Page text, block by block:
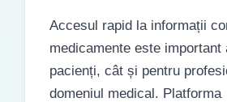
Accesul rapid la informații
medicamente este important
pacienți, cât și pentru
domeniul medical. Platforma